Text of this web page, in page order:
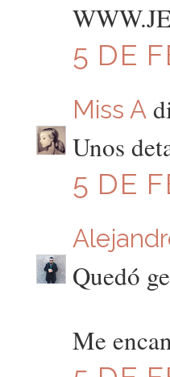
5 DE
Miss A
Unos
5 DE
Quedó
Me